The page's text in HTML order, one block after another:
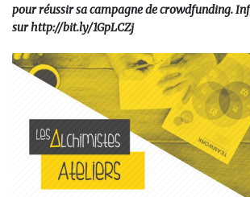
pour réussir sa campagne de crowdfunding.
sur http://bit.ly/1GpLCZj